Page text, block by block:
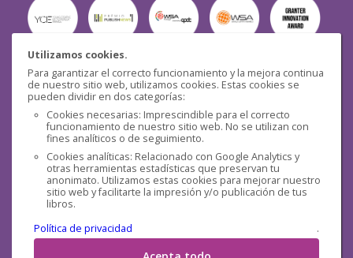
Utilizamos cookies.
Para garantizar el correcto funcionamiento y la mejora continua
de nuestro sitio web, utilizamos cookies. Estas cookies se
pueden dividir en dos categorías:
Cookies necesarias: Imprescindible para el correcto
funcionamiento de nuestro sitio web. No se utilizan con
fines analíticos o de seguimiento.
Cookies analíticas: Relacionado con Google Analytics y
otras herramientas estadísticas que preservan tu
anonimato. Utilizamos estas cookies para mejorar nuestro
sitio web y facilitarte la impresión y/o publicación de tus
libros.
Política de privacidad
.
Seguridad
Redes sociales